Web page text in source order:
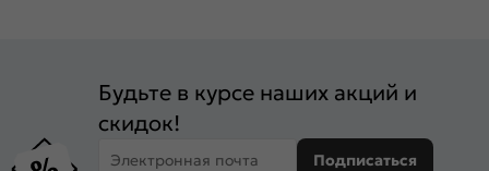
Будьте в курсе наших акций и
скидок!
Электронная почта Подписаться